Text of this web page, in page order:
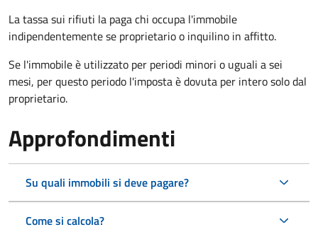
La tassa sui rifiuti la paga chi occupa l'immobile
indipendentemente se proprietario o inquilino in affitto.
Se l'immobile è utilizzato per periodi minori o uguali a sei
mesi, per questo periodo l'imposta è dovuta per intero solo dal
proprietario.
Approfondimenti
Su quali immobili si deve pagare?
Come si calcola?